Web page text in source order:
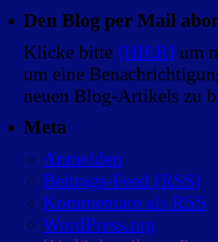
Den Blog per Mail
Klicke bitte [HIER] um
um eine
neuen Blog-Artikels zu
Meta
Anmelden
Beitrags-Feed (RSS)
Kommentare als RSS
WordPress.org